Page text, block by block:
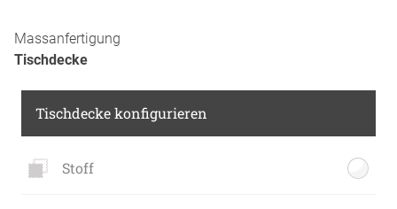
Massanfertigung
Tischdecke
Tischdecke konfigurieren
Stoff